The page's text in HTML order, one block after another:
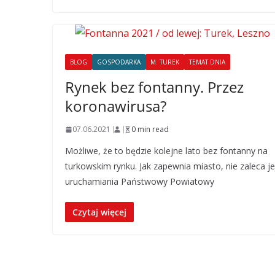
BLOG GOSPODARKA M. TUREK TEMAT DNIA
Rynek bez fontanny. Przez
koronawirusa?
07.06.2021 0 min read
Możliwe, że to będzie kolejne lato bez fontanny na
turkowskim rynku. Jak zapewnia miasto, nie zaleca
uruchamiania Państwowy Powiatowy
Czytaj więcej